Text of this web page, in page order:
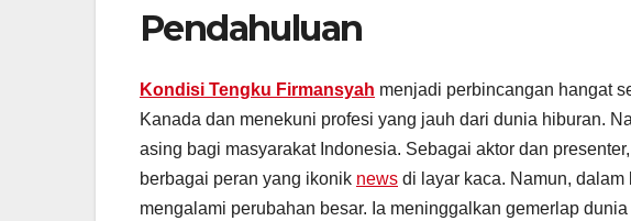
Pendahuluan
Kondisi Tengku Firmansyah menjadi perbincangan hangat
Kanada dan menekuni profesi yang jauh dari dunia hiburan.
asing bagi masyarakat Indonesia. Sebagai aktor dan
berbagai peran yang ikonik news di layar kaca. Namun,
mengalami perubahan besar. Ia meninggalkan gemerlap